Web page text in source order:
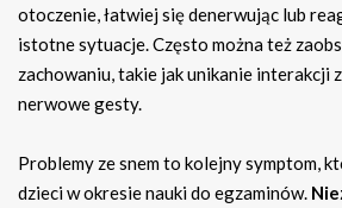
otoczenie, łatwiej się denerwując lub
istotne sytuacje. Często można też
zachowaniu, takie jak unikanie interakcji
nerwowe gesty.
Problemy ze snem to kolejny symptom,
dzieci w okresie nauki do egzaminów.